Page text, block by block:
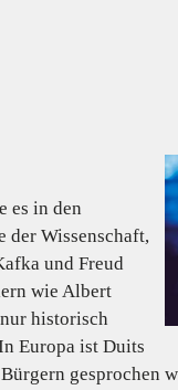
es in den
der Wissenschaft,
und Freud
wie Albert
historisch
Europa ist Duits
gesprochen